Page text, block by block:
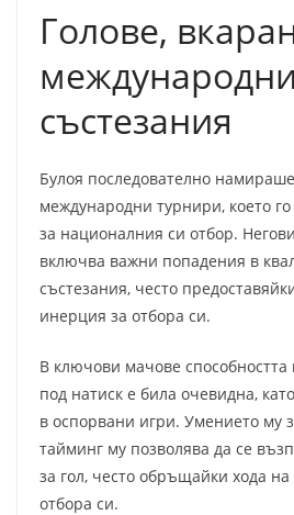
Голове,
международни
състезания
Булоя последователно
международни турнири, което
за националния си отбор.
включва важни попадения в
състезания, често
инерция за отбора си.
В ключови мачове способността
под натиск е била очевидна,
в оспорвани игри. Умението му
тайминг му позволява да се
за гол, често обръщайки хода на
отбора си.